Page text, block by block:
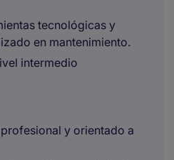
tecnológicas y
en mantenimiento.
intermedio
y orientado a